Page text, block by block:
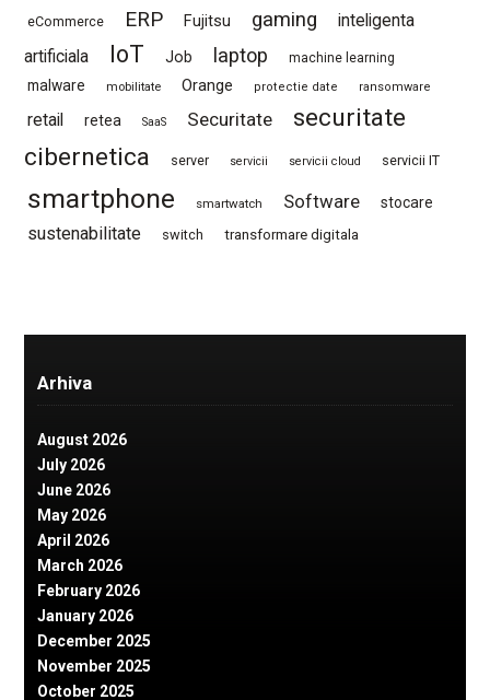
eCommerce ERP Fujitsu gaming
inteligenta
artificiala
IoT Job laptop machine learning
malware mobilitate Orange protectie date ransomware
retail retea SaaS Securitate
securitate
cibernetica
server servicii servicii cloud servicii IT
smartphone smartwatch Software stocare
sustenabilitate switch transformare digitala
Arhiva
August 2026
July 2026
June 2026
May 2026
April 2026
March 2026
February 2026
January 2026
December 2025
November 2025
October 2025